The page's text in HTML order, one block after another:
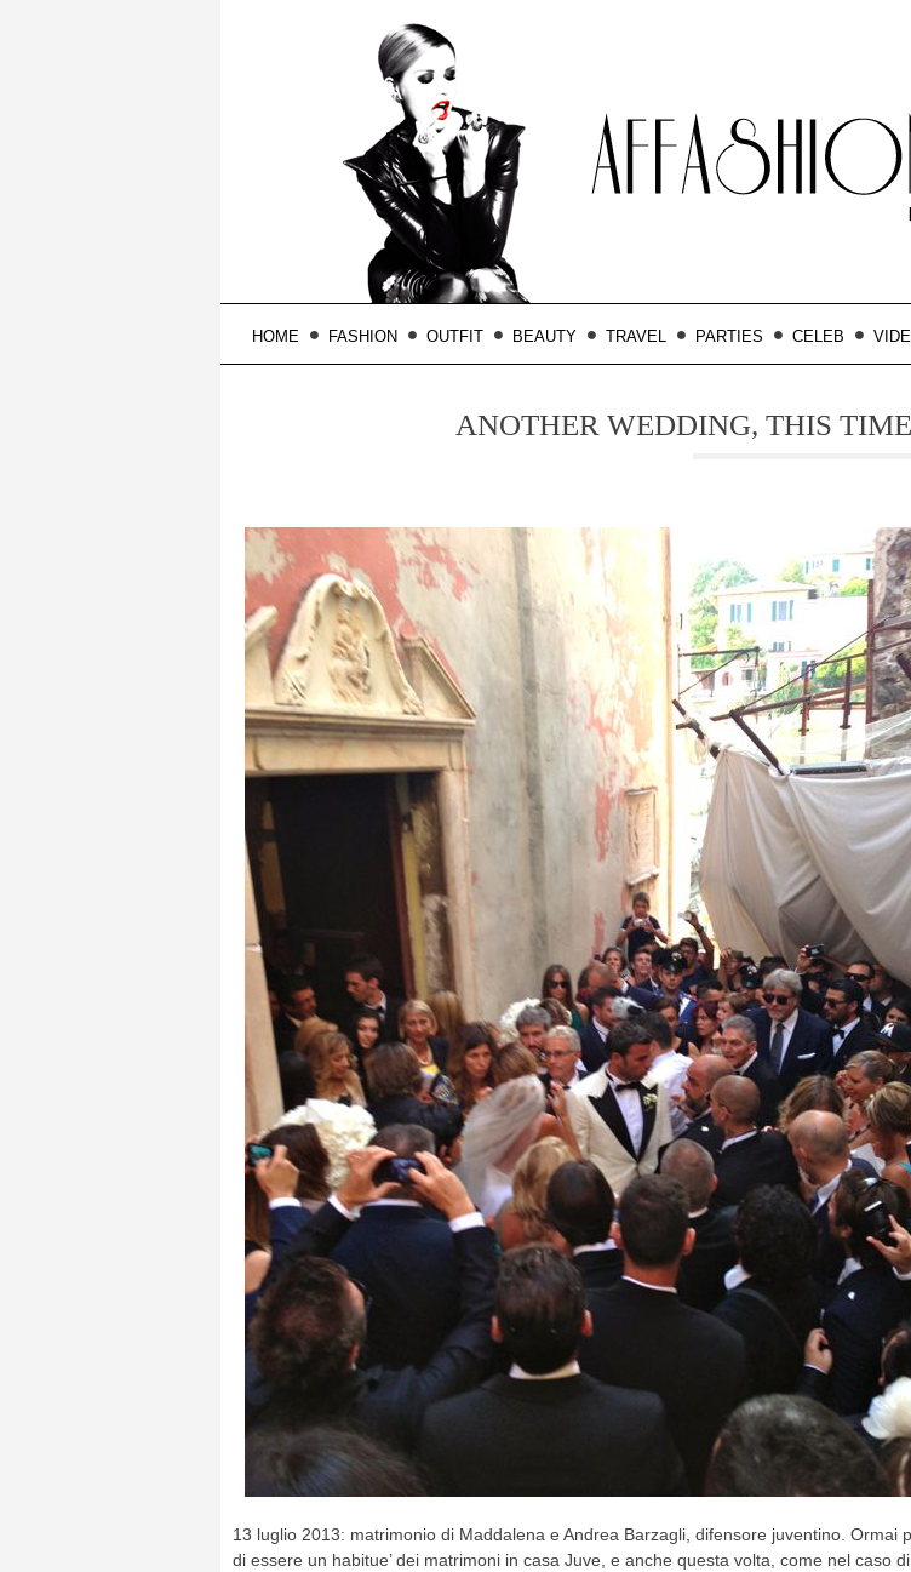
HOME FASHION OUTFIT BEAUTY TRAVEL PARTIES CELEB
ANOTHER WEDDING, THIS
13 luglio 2013: matrimonio di Maddalena e Andrea Barzagli, difensore juventino. Ormai
di essere un habitue’ dei matrimoni in casa Juve, e anche questa volta, come nel caso di